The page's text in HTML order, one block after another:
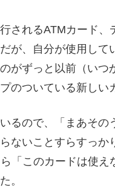
されるATMカード
が、自分が使用し
がずっと以前（い
のついている新しい
るので、「まあそ
ないことすらすっ
「このカードは使
。